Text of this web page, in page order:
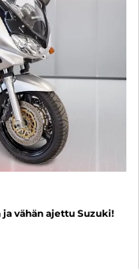
vähän ajettu Suzuki!